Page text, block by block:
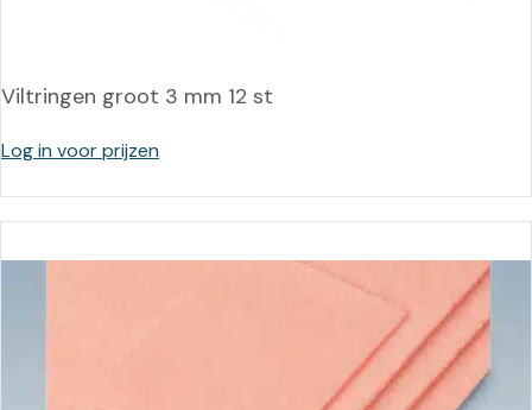
Viltringen groot 3 mm 12 st
Log in voor prijzen